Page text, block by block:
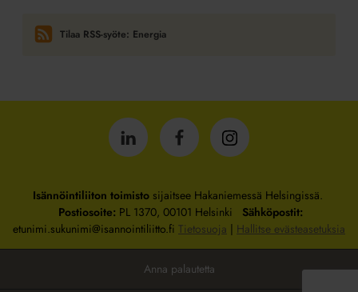
Tilaa RSS-syöte: Energia
Isännöintiliitto
LinkedInissä
Isännöintiliitto
Facebookissa
Isännöintiliitto
Instagrammissa
Isännöintiliiton toimistosijaitsee Hakaniemessä Helsingissä.
Postiosoite: PL 1370, 00101 Helsinki Sähköpostit:
etunimi.sukunimi@isannointiliitto.fi Tietosuoja | Hallitse evästeasetuksia
Anna palautetta